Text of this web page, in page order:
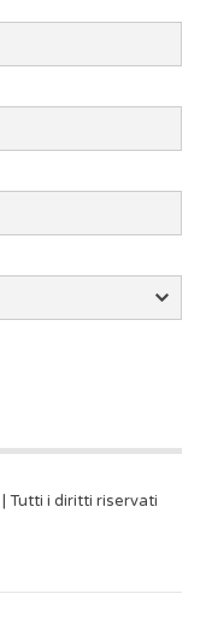
| Tutti i diritti riservati